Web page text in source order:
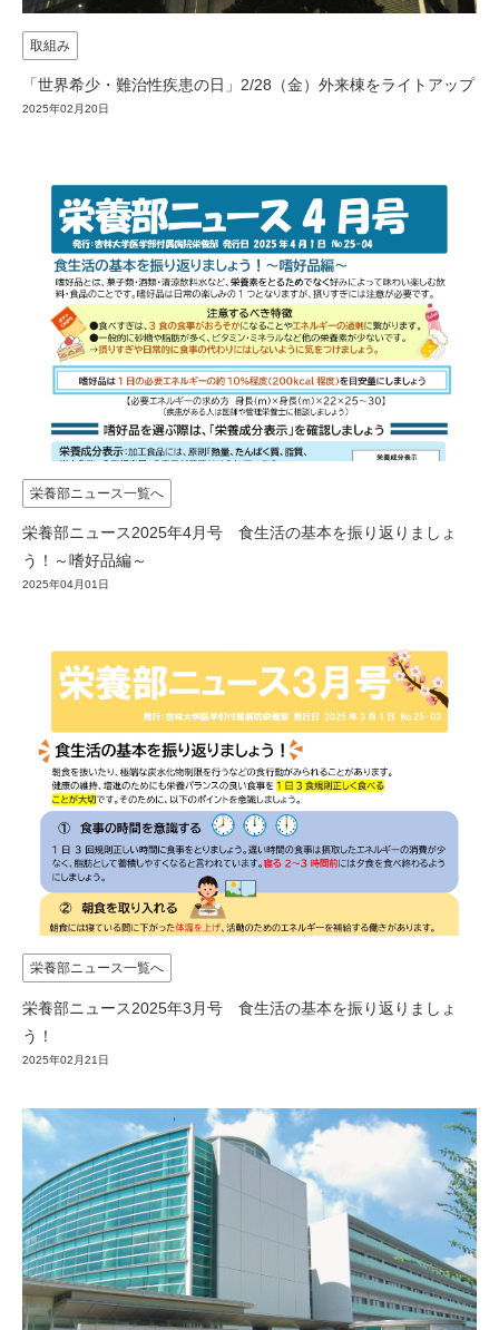
取組み
「世界希少・難治性疾患の日」2/28（金）外来棟をライトアップ
2025年02月20日
栄養部ニュース一覧へ
栄養部ニュース2025年4月号 食生活の基本を振り返りましょ
う！～嗜好品編～
2025年04月01日
栄養部ニュース一覧へ
栄養部ニュース2025年3月号 食生活の基本を振り返りましょ
う！
2025年02月21日